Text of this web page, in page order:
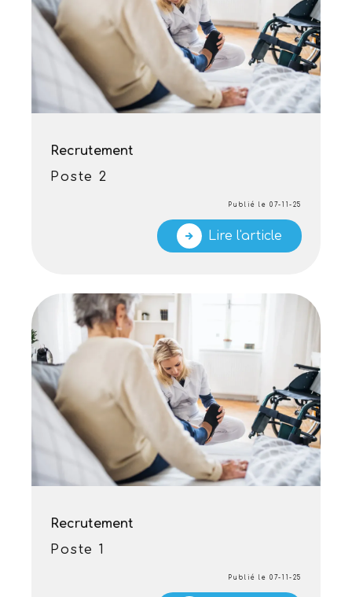
Recrutement
Poste 2
Publié le 07-11-25
Lire l'article
Recrutement
Poste 1
Publié le 07-11-25